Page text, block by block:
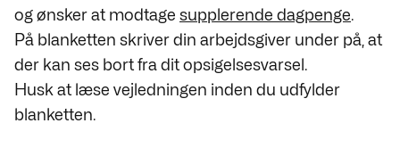
og ønsker at modtage supplerende dagpenge.
På blanketten skriver din arbejdsgiver under på, at
der kan ses bort fra dit opsigelsesvarsel.
Husk at læse vejledningen inden du udfylder
blanketten.